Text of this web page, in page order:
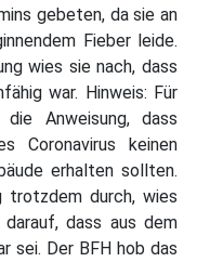
gebeten, da sie an
Fieber leide.
wies sie nach, dass
war. Hinweis: Für
Anweisung, dass
Coronavirus keinen
erhalten sollten.
trotzdem durch, wies
dass aus dem
sei. Der BFH hob das